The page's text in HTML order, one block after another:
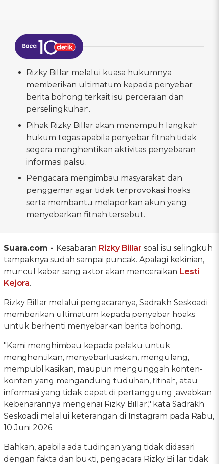
Rizky Billar melalui kuasa hukumnya
memberikan ultimatum kepada penyebar
berita bohong terkait isu perceraian dan
perselingkuhan.
Pihak Rizky Billar akan menempuh langkah
hukum tegas apabila penyebar fitnah tidak
segera menghentikan aktivitas penyebaran
informasi palsu.
Pengacara mengimbau masyarakat dan
penggemar agar tidak terprovokasi hoaks
serta membantu melaporkan akun yang
menyebarkan fitnah tersebut.
Suara.com - Kesabaran Rizky Billar soal isu selingkuh
tampaknya sudah sampai puncak. Apalagi kekinian,
muncul kabar sang aktor akan menceraikan Lesti
Kejora.
Rizky Billar melalui pengacaranya, Sadrakh Seskoadi
memberikan ultimatum kepada penyebar hoaks
untuk berhenti menyebarkan berita bohong.
"Kami menghimbau kepada pelaku untuk
menghentikan, menyebarluaskan, mengulang,
mempublikasikan, maupun mengunggah konten-
konten yang mengandung tuduhan, fitnah, atau
informasi yang tidak dapat di pertanggung jawabkan
kebenarannya mengenai Rizky Billar," kata Sadrakh
Seskoadi melalui keterangan di Instagram pada Rabu,
10 Juni 2026.
Bahkan, apabila ada tudingan yang tidak didasari
dengan fakta dan bukti, pengacara Rizky Billar tidak